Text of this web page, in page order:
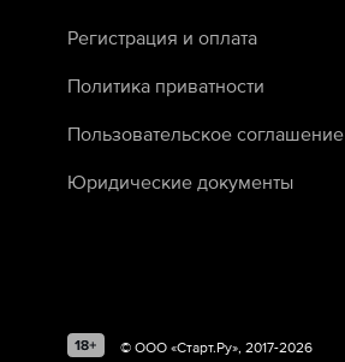
Регистрация и оплата
Политика приватности
Пользовательское соглашение
Юридические документы
© ООО «Старт.Ру», 2017-2026